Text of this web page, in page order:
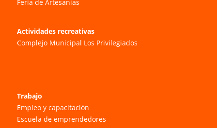
Feria de Artesanías
Actividades recreativas
Complejo Municipal Los Privilegiados
Trabajo
Empleo y capacitación
Escuela de emprendedores